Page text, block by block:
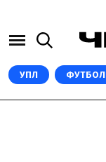
УПЛ ФУТБОЛ